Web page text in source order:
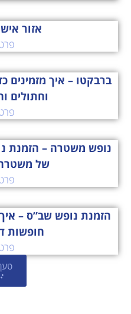
אזור
ברבקטו – איך מזמינים
וחתולים
נופש משטרה – הזמנת
של
הזמנת נופש שב”ס –
חופשות